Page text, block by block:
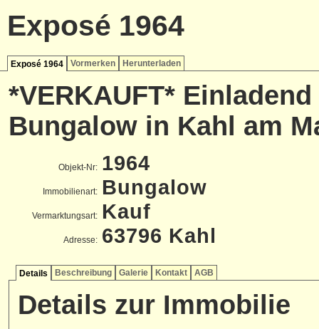
Exposé 1964
Exposé 1964 Vormerken Herunterladen
*VERKAUFT*
Bungalow in Kahl am
Objekt-Nr: 1964
Immobilienart: Bungalow
Vermarktungsart: Kauf
Adresse: 63796 Kahl
Details Beschreibung Galerie Kontakt AGB
Details zur Immobilie